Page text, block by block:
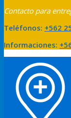
Contacto para
Teléfonos: +562
Informaciones: